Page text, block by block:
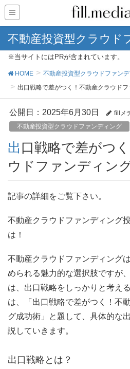
不動産投資型クラウド
※当サイトにはPRが含まれています。
HOME
不動産投資型クラウドファン
出口戦略で差がつく！不動産クラウド
公開日： 2025年6月30日
fillメ
不動産投資型クラウドファンディング
出口戦略で差がつく！不動産クラ
ウドファンディン
記事の詳細をご覧下さい。
不動産クラウドファンディング
は！
不動産クラウドファンディング
められる魅力的な選択肢ですが
は、出口戦略をしっかりと考え
は、「出口戦略で差がつく！不
グ成功術」と題して、具体的な
説していきます。
出口戦略とは？